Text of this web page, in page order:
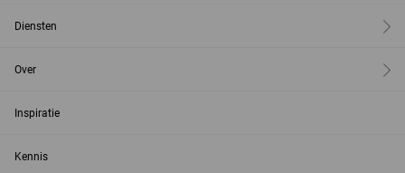
Diensten
Over
Inspiratie
Kennis